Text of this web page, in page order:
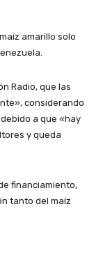
amarillo solo
Radio, que las
considerando
a que «hay
y queda
financiamiento,
tanto del maíz